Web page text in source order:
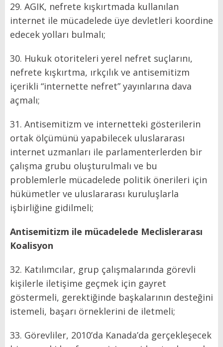
29. AGIK, nefrete kışkırtmada kullanılan
internet ile mücadelede üye devletleri koordine
edecek yolları bulmalı;
30. Hukuk otoriteleri yerel nefret suçlarını,
nefrete kışkırtma, ırkçılık ve antisemitizm
içerikli “internette nefret” yayınlarına dava
açmalı;
31. Antisemitizm ve internetteki gösterilerin
ortak ölçümünü yapabilecek uluslararası
internet uzmanları ile parlamenterlerden bir
çalışma grubu oluşturulmalı ve bu
problemlerle mücadelede politik önerileri için
hükümetler ve uluslararası kuruluşlarla
işbirliğine gidilmeli;
Antisemitizm ile mücadelede Meclislerarası
Koalisyon
32. Katılımcılar, grup çalışmalarında görevli
kişilerle iletişime geçmek için gayret
göstermeli, gerektiğinde başkalarının desteğini
istemeli, başarı örneklerini de iletmeli;
33. Görevliler, 2010’da Kanada’da gerçekleşecek